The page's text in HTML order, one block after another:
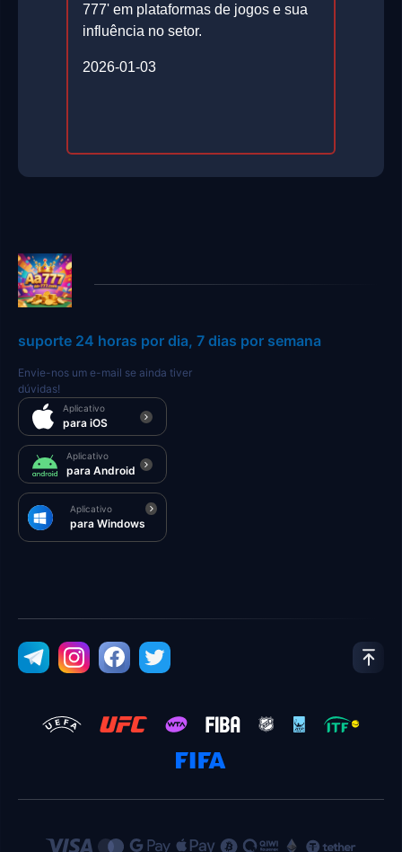
777' em plataformas de jogos e sua
influência no setor.
2026-01-03
suporte 24 horas por dia, 7 dias por semana
Envie-nos um e-mail se ainda tiver
dúvidas!
Aplicativo
para iOS
Aplicativo
para Android
Aplicativo
para Windows